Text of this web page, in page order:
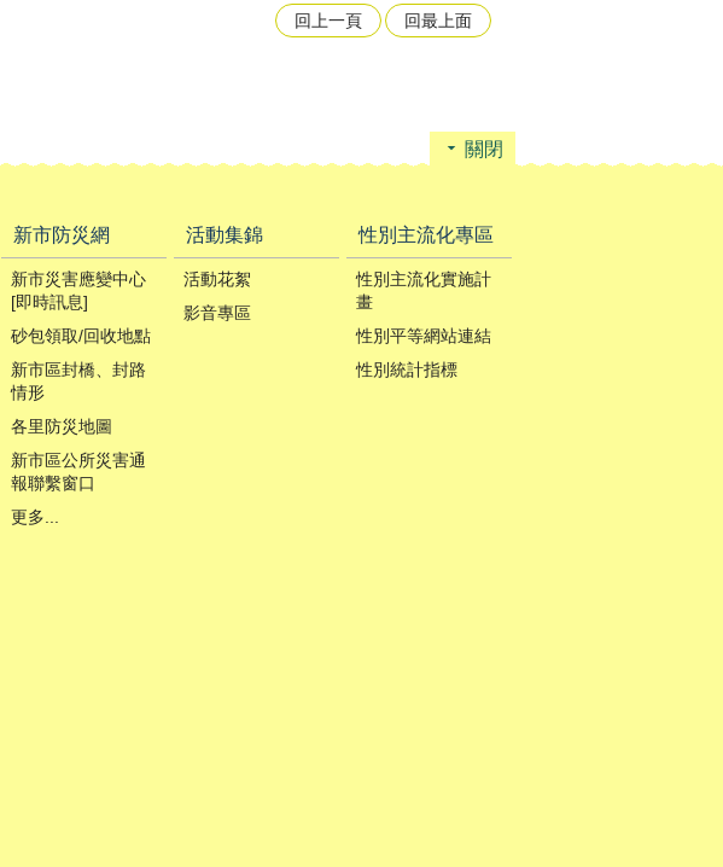
回上一頁 回最上面
關閉
新市防災網
新市災害應變中心
[即時訊息]
砂包領取/回收地點
新市區封橋、封路
情形
各里防災地圖
新市區公所災害通
報聯繫窗口
更多...
活動集錦
活動花絮
影音專區
性別主流化專區
性別主流化實施計
畫
性別平等網站連結
性別統計指標